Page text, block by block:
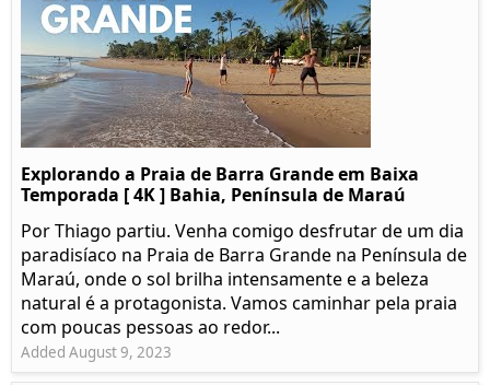
Explorando a Praia de Barra Grande em Baixa
Temporada [ 4K ] Bahia, Península de Maraú
Por Thiago partiu. Venha comigo desfrutar de um dia
paradisíaco na Praia de Barra Grande na Península de
Maraú, onde o sol brilha intensamente e a beleza
natural é a protagonista. Vamos caminhar pela praia
com poucas pessoas ao redor...
Added August 9, 2023